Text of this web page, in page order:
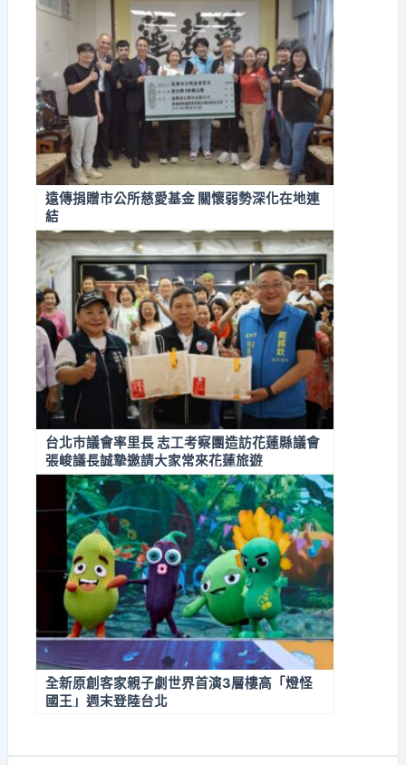
遠傳捐贈市公所慈愛基金 關懷弱勢深化在地連
結
台北市議會率里長 志工考察團造訪花蓮縣議會
張峻議長誠摯邀請大家常來花蓮旅遊
全新原創客家親子劇世界首演3層樓高「燈怪
國王」週末登陸台北